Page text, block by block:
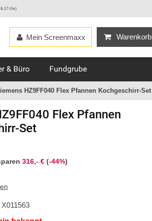
17 Uhr)
Warenkorb
Mein Screenmaxx
& Büro Fundgrube
HZ9FF040 Flex Pfannen Kochgeschirr-Set
Flex Pfannen
Set
316,- €(-44%)
X011563